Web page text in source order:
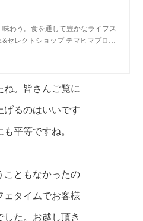
わう。食を通して豊かなライフス
セレクトショップ テマヒマプロ…
。皆さんご覧に
げるのはいいです
平等ですね。
こともなかったの
ェタイムでお客様
た。お越し頂き